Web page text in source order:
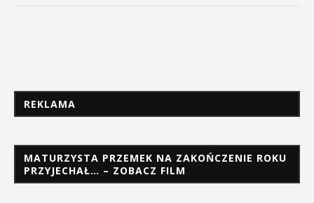
REKLAMA
MATURZYSTA PRZEMEK NA ZAKOŃCZENIE ROKU
PRZYJECHAŁ… – ZOBACZ FILM